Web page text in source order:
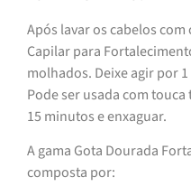
Após lavar os cabelos
Capilar para
molhados. Deixe agir por
Pode ser usada com
15 minutos e enxaguar.
A gama Gota Dourada
composta por: